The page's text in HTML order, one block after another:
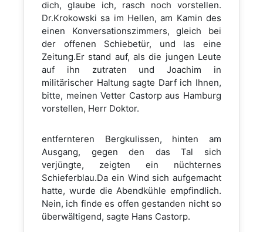
dich, glaube ich, rasch noch vorstellen.
Dr.Krokowski sa im Hellen, am Kamin des
einen Konversationszimmers, gleich bei
der offenen Schiebetür, und las eine
Zeitung.Er stand auf, als die jungen Leute
auf ihn zutraten und Joachim in
militärischer Haltung sagte Darf ich Ihnen,
bitte, meinen Vetter Castorp aus Hamburg
vorstellen, Herr Doktor.
entfernteren Bergkulissen, hinten am
Ausgang, gegen den das Tal sich
verjüngte, zeigten ein nüchternes
Schieferblau.Da ein Wind sich aufgemacht
hatte, wurde die Abendkühle empfindlich.
Nein, ich finde es offen gestanden nicht so
überwältigend, sagte Hans Castorp.